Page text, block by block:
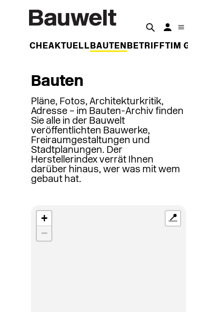
WOCHEAKTUELL BAUTEN BETRIFFT IM
Bauten
Pläne, Fotos, Architekturkritik,
Adresse – im Bauten-Archiv finden
Sie alle in der Bauwelt
veröffentlichten Bauwerke,
Freiraumgestaltungen und
Stadtplanungen. Der
Herstellerindex verrät Ihnen
darüber hinaus, wer was mit wem
gebaut hat.
+
−
📍